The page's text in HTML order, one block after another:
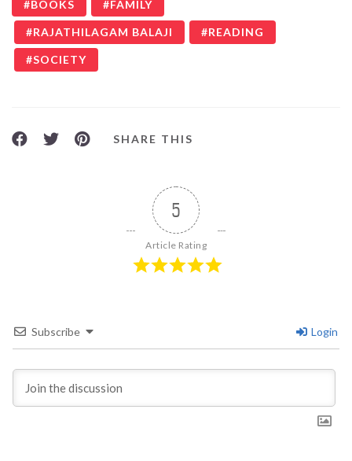
BOOKS FAMILY
RAJATHILAGAM BALAJI READING
SOCIETY
SHARE THIS
5
Article Rating
Subscribe Login